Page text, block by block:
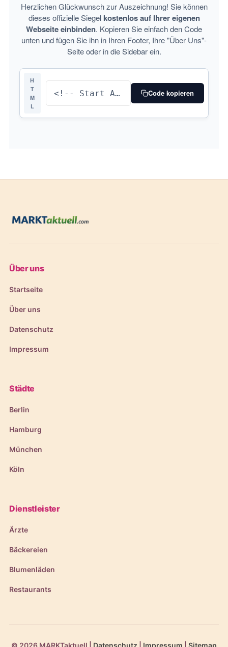
Herzlichen Glückwunsch zur Auszeichnung! Sie können
dieses offizielle Siegel kostenlos auf Ihrer eigenen
Webseite einbinden. Kopieren Sie einfach den Code
unten und fügen Sie ihn in Ihren Footer, Ihre "Über Uns"-
Seite oder in die Sidebar ein.
H
T
M
L
Code kopieren
Über uns
Startseite
Über uns
Datenschutz
Impressum
Städte
Berlin
Hamburg
München
Köln
Dienstleister
Ärzte
Bäckereien
Blumenläden
Restaurants